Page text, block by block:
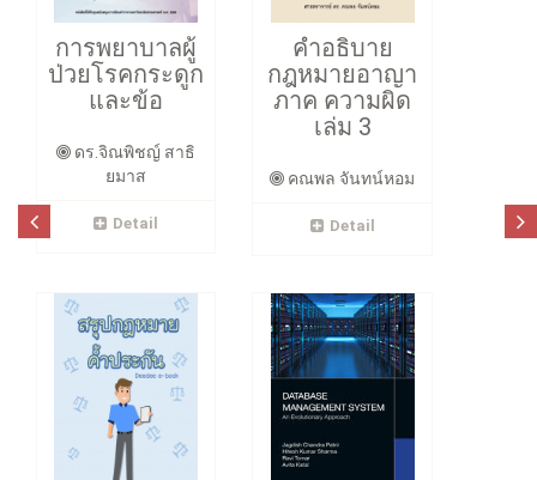
การพยาบาลผู้
ป่วยโรคกระดูก
และข้อ
ดร.จิณพิชญ์ สาธิ
ยมาส
Detail
คำอธิบาย
กฎหมายอาญา
ภาค ความผิด
เล่ม 3
คณพล จันทน์หอม
Detail